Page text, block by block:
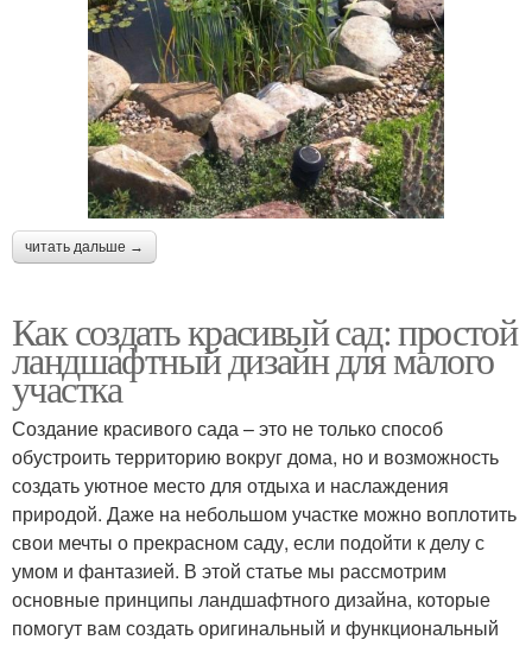
читать дальше →
Как создать красивый сад: простой
ландшафтный дизайн для малого
участка
Создание красивого сада – это не только способ
обустроить территорию вокруг дома, но и возможность
создать уютное место для отдыха и наслаждения
природой. Даже на небольшом участке можно воплотить
свои мечты о прекрасном саду, если подойти к делу с
умом и фантазией. В этой статье мы рассмотрим
основные принципы ландшафтного дизайна, которые
помогут вам создать оригинальный и функциональный